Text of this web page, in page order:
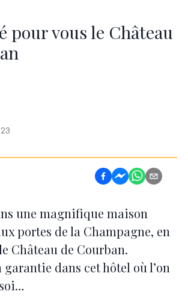
pour vous le Château
une magnifique maison
portes de la Champagne, en
Château de Courban.
dans cet hôtel où l’on